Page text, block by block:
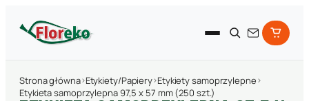
Strona główna›Etykiety/Papiery›Etykiety samoprzylepne›
Etykieta samoprzylepna 97,5 x 57 mm (250 szt.)